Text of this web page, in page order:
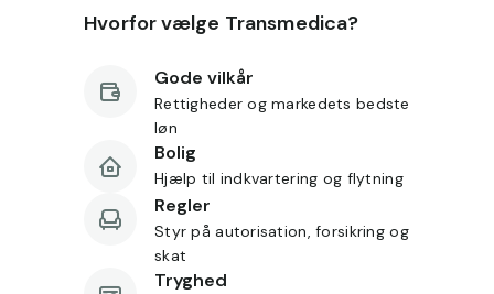
Hvorfor vælge Transmedica?
Gode vilkår
Rettigheder og markedets bedste
løn
Bolig
Hjælp til indkvartering og flytning
Regler
Styr på autorisation, forsikring og
skat
Tryghed